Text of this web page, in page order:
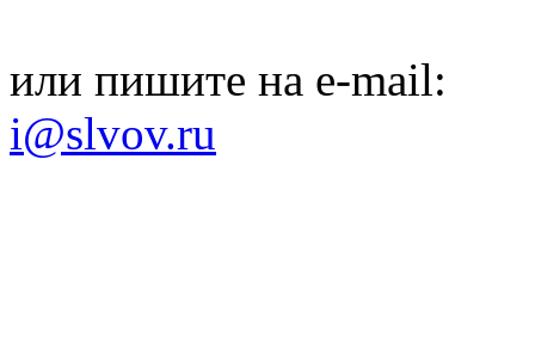
или пишите на e-mail:
i@slvov.ru